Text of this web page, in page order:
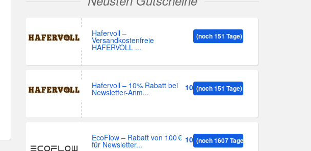
Hafervoll –
Versandkostenfreie
HAFERVOLL ...
(noch 151 Tage)
Hafervoll – 10% Rabatt bei
Newsletter-Anm... (noch 151 Tage)
10%
EcoFlow – Rabatt von 100 €
für Newsletter... (noch 1607 Tage)
100